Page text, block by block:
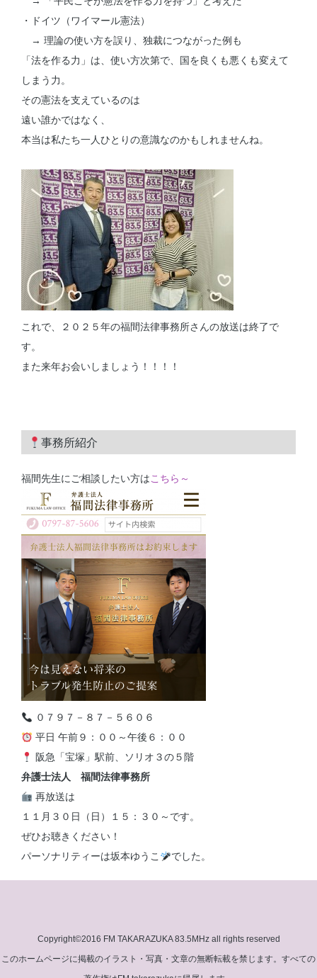
・ドイツ（ワイマール憲法）
→ 理論の使い方を誤り、独裁につながった例も
「法を作る力」は、使い方次第で、国を良くも悪くも変えて
しまう力。
その憲法を支えているのは
遠い誰かではなく、
本当は私たち一人ひとりの意識なのかもしれませんね。
これで、２０２５年の福間法律事務所さんの放送は終了で
す。
また来年お会いしましょう！！！！
事務所紹介
福間先生にご相談したい方はこちら～
０７９７－８７－５６０６
平日 午前９：００～午後６：００
阪急「宝塚」駅前、ソリオ３の５階
弁護士法人 福間法律事務所
再放送は
１１月３０日（日）１５：３０～です。
ぜひお聴きください！
パーソナリティーは坂本ゆうこ
でした。
Copyright©2016 FM TAKARAZUKA 83.5MHz all rights reserved
このホームページに掲載のイラスト・写真・文章の無断転載を禁じます。すべての